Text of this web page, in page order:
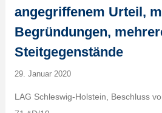
angegriffenem Urteil,
Begründungen,
Steitgegenstände
29. Januar 2020
LAG Schleswig-Holstein, Beschluss